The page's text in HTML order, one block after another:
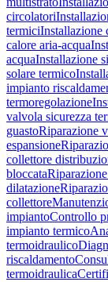
circolatori
termiciInstallazione
calore aria-acqua
acquaInstallazione
solare termico
impianto
termoregolazione
valvola sicurezza
guastoRiparazione
espansione
collettore
bloccata
dilatazione
collettore
impiantoControllo
impianto termico
termoidraulico
riscaldamento
termoidraulica